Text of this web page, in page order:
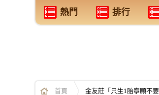
熱門 排行
首頁 金友莊「只生1胎寧願不